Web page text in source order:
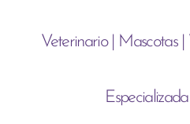
Veterinario | Mascotas